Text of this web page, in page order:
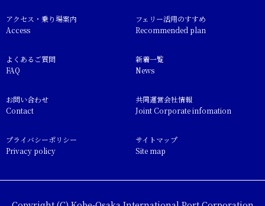
アクセス・乗り場案内
Access
フェリー活用のすすめ
Recommended plan
よくあるご質問
FAQ
新着一覧
News
お問い合わせ
Contact
共同運営会社情報
Joint Corporate infomation
プライバシーポリシー
Privacy policy
サイトマップ
Site map